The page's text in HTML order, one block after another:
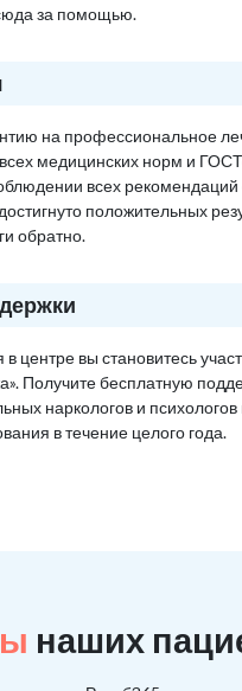
за помощью.
на профессиональное
медицинских норм и
всех
положительных
обратно.
в центре вы становитесь
Получите бесплатную
наркологов и
в течение целого года.
наших